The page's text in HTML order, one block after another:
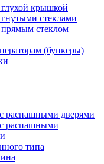
крышкой
стеклами
стеклом
(бункеры)
распашными дверями
распашными
типа